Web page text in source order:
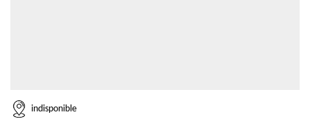
indisponible